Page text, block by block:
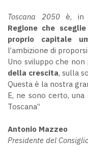
Toscana 2050è, in
Regione che
proprio capitale
l’ambizione di
Uno sviluppo che
della crescita, sulla
Questa è la nostra
E, ne sono certo,
Toscana”
Antonio Mazzeo
Presidente del